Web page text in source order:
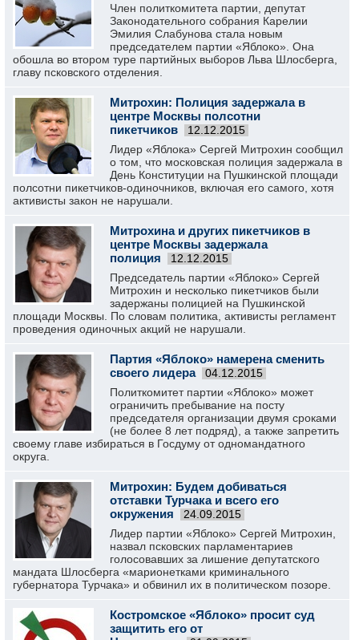
Член политкомитета партии, депутат
Законодательного собрания Карелии
Эмилия Слабунова стала новым
председателем партии «Яблоко». Она
обошла во втором туре партийных выборов Льва Шлосберга,
главу псковского отделения.
Митрохин: Полиция задержала в
центре Москвы полсотни
пикетчиков
12.12.2015
Лидер «Яблока» Сергей Митрохин сообщил
о том, что московская полиция задержала в
День Конституции на Пушкинской площади
полсотни пикетчиков-одиночников, включая его самого, хотя
активисты закон не нарушали.
Митрохина и других пикетчиков в
центре Москвы задержала
полиция
12.12.2015
Председатель партии «Яблоко» Сергей
Митрохин и несколько пикетчиков были
задержаны полицией на Пушкинской
площади Москвы. По словам политика, активисты регламент
проведения одиночных акций не нарушали.
Партия «Яблоко» намерена сменить
своего лидера
04.12.2015
Политкомитет партии «Яблоко» может
ограничить пребывание на посту
председателя организации двумя сроками
(не более 8 лет подряд), а также запретить
своему главе избираться в Госдуму от одномандатного
округа.
Митрохин: Будем добиваться
отставки Турчака и всего его
окружения
24.09.2015
Лидер партии «Яблоко» Сергей Митрохин,
назвал псковских парламентариев
голосовавших за лишение депутатского
мандата Шлосберга «марионетками криминального
губернатора Турчака» и обвинил их в политическом позоре.
Костромское «Яблоко» просит суд
защитить его от